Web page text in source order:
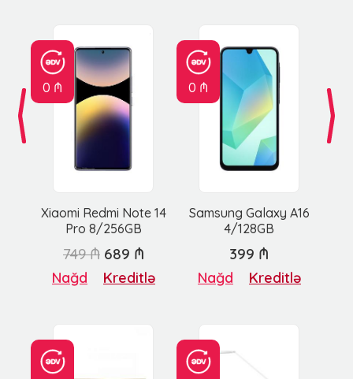
0 ₼
Xiaomi Redmi Note 14
Pro 8/256GB
0 ₼
Samsung Galaxy A16
4/128GB
749 ₼ 689 ₼
Nağd Kreditlə
399 ₼
Nağd Kreditlə